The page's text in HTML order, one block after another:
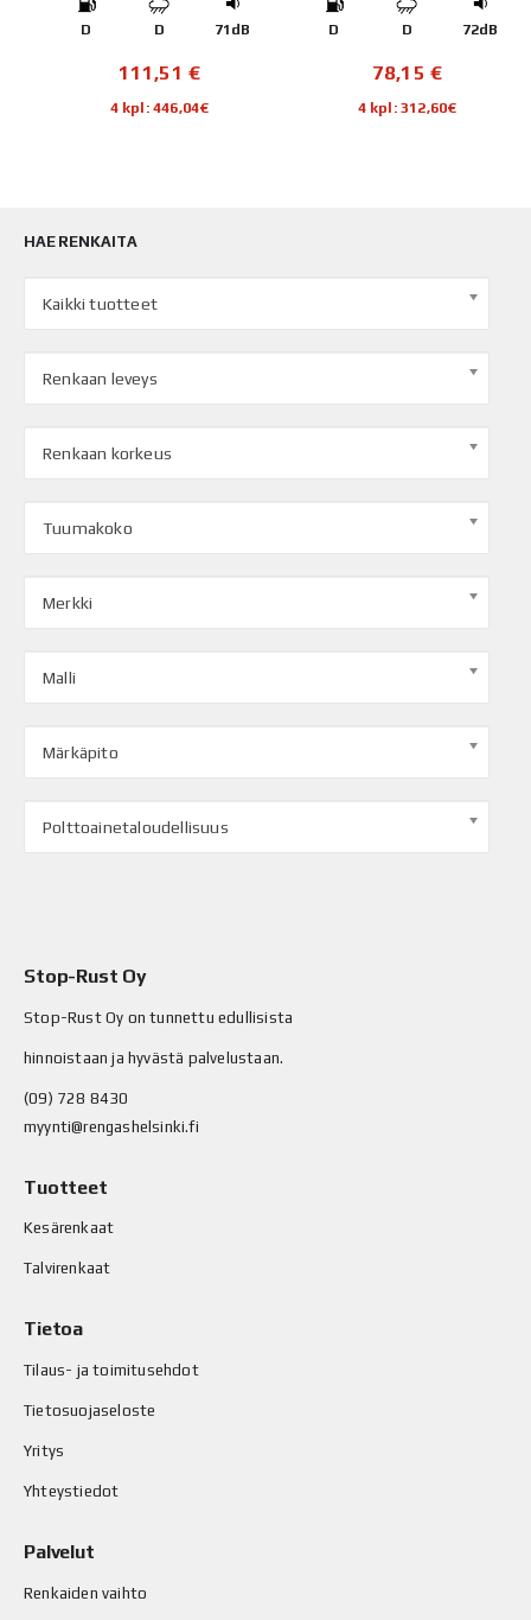
D D 71dB
111,51€
4 kpl: 446,04€
D D 72dB
78,15 €
4 kpl: 312,60€
HAE RENKAITA
Kaikki tuotteet
Renkaan leveys
Renkaan korkeus
Tuumakoko
Merkki
Malli
Märkäpito
Polttoainetaloudellisuus
Stop-Rust Oy
Stop-Rust Oy on tunnettu edullisista
hinnoistaan ja hyvästä palvelustaan.
(09) 728 8430
myynti@rengashelsinki.fi
Tuotteet
Kesärenkaat
Talvirenkaat
Tietoa
Tilaus- ja toimitusehdot
Tietosuojaseloste
Yritys
Yhteystiedot
Palvelut
Renkaiden vaihto